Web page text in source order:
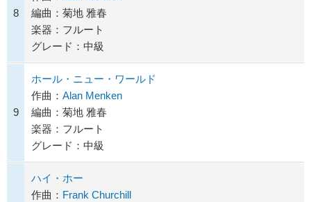
8
編曲：菊地 雅春
楽器：フルート
グレード：中級
9
ホール・ニュー・ワールド
作曲： Alan Menken
編曲：菊地 雅春
楽器：フルート
グレード：中級
ハイ・ホー
作曲： Frank Churchill